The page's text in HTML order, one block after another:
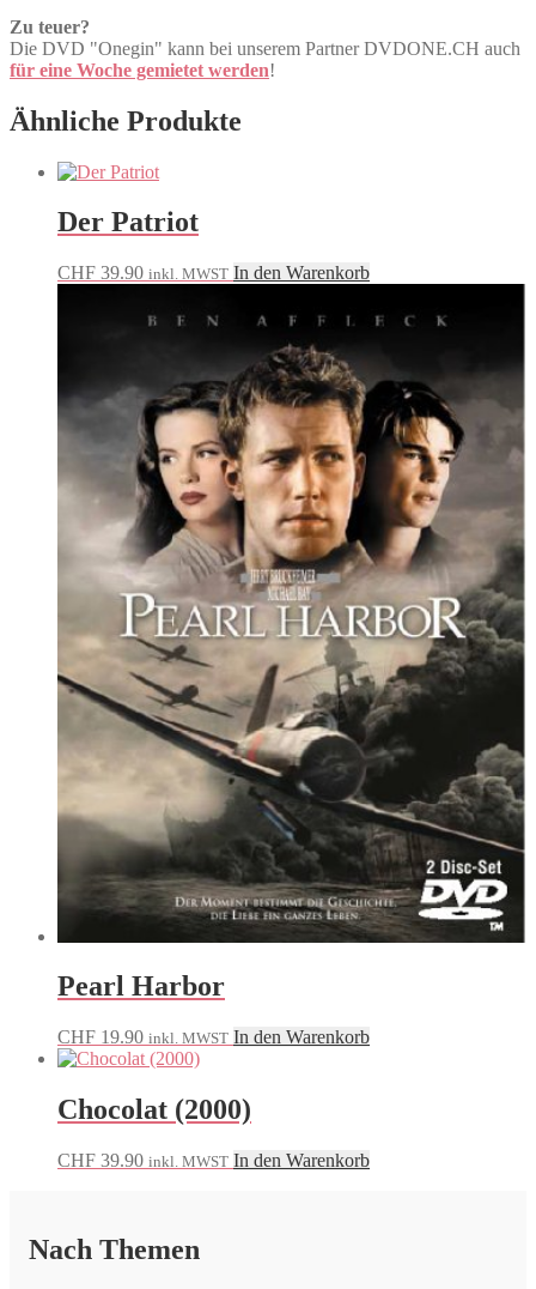
Zu teuer?
Die DVD "Onegin" kann bei unserem Partner DVDONE.CH auch
für eine Woche gemietet werden!
Ähnliche Produkte
Der Patriot
CHF 39.90 inkl. MWST In den Warenkorb
Pearl Harbor
CHF 19.90 inkl. MWST In den Warenkorb
Chocolat (2000)
CHF 39.90 inkl. MWST In den Warenkorb
Nach Themen